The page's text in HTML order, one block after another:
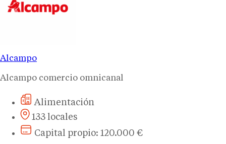
Alcampo
Alcampo comercio omnicanal
Alimentación
133 locales
Capital propio: 120.000 €